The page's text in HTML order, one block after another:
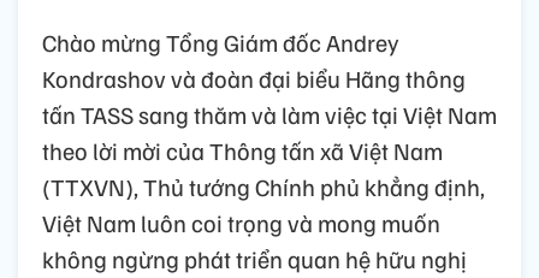
Chào mừng Tổng Giám đốc Andrey
Kondrashov và đoàn đại biểu Hãng thông
tấn TASS sang thăm và làm việc tại Việt Nam
theo lời mời của Thông tấn xã Việt Nam
(TTXVN), Thủ tướng Chính phủ khẳng định,
Việt Nam luôn coi trọng và mong muốn
không ngừng phát triển quan hệ hữu nghị